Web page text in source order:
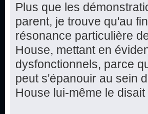
Plus que les
parent, je trouve qu'au
résonance particulière
House, mettant en
dysfonctionnels, parce
peut s'épanouir au sein
House lui-même le